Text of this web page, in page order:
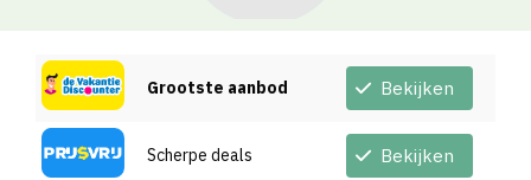
Grootste aanbod Bekijken
Scherpe deals Bekijken